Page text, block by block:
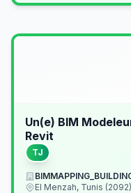
Un(e) BIM
Revit
TJ
El Menzah, Tunis (2092)